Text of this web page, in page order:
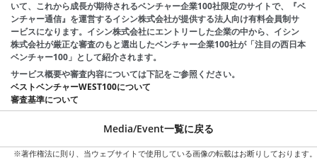
いて、これから成長が期待されるベンチャー企業100社限定のサイトで、『ベ
ンチャー通信』を運営するイシン株式会社が提供する法人向け有料会員制サ
ービスになります。イシン株式会社にエントリーした企業の中から、イシン
株式会社が厳正な審査のもと選出したベンチャー企業100社が「注目の西日本
ベンチャー100」として紹介されます。
サービス概要や審査内容については下記をご参照ください。
ベストベンチャーWEST100について
審査基準について
Media/Event一覧に戻る
※著作権法に則り、当ウェブサイトで使用している画像の転載はお断りしております。